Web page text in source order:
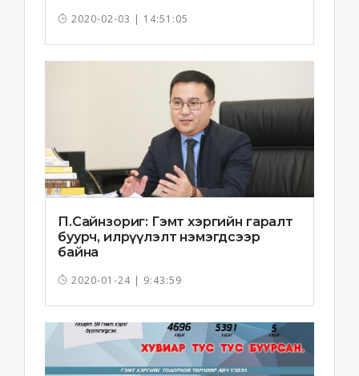
2020-02-03 | 14:51:05
П.Сайнзориг: Гэмт хэргийн гаралт
буурч, илрүүлэлт нэмэгдсээр
байна
2020-01-24 | 9:43:59